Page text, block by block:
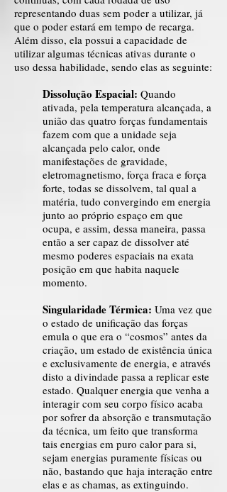
representando duas sem poder a utilizar, já
que o poder estará em tempo de recarga.
Além disso, ela possui a capacidade de
utilizar algumas técnicas ativas durante o
uso dessa habilidade, sendo elas as seguinte:
Dissolução Espacial: Quando
ativada, pela temperatura alcançada, a
união das quatro forças fundamentais
fazem com que a unidade seja
alcançada pelo calor, onde
manifestações de gravidade,
eletromagnetismo, força fraca e força
forte, todas se dissolvem, tal qual a
matéria, tudo convergindo em energia
junto ao próprio espaço em que
ocupa, e assim, dessa maneira, passa
então a ser capaz de dissolver até
mesmo poderes espaciais na exata
posição em que habita naquele
momento.
Singularidade Térmica: Uma vez que
o estado de unificação das forças
emula o que era o “cosmos” antes da
criação, um estado de existência única
e exclusivamente de energia, e através
disto a divindade passa a replicar este
estado. Qualquer energia que venha a
interagir com seu corpo físico acaba
por sofrer da absorção e transmutação
da técnica, um feito que transforma
tais energias em puro calor para si,
sejam energias puramente físicas ou
não, bastando que haja interação entre
elas e as chamas, as extinguindo.